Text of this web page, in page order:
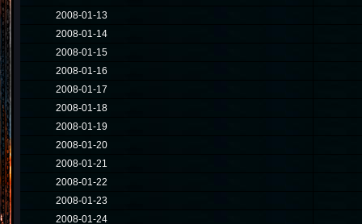
2008-01-13
2008-01-14
2008-01-15
2008-01-16
2008-01-17
2008-01-18
2008-01-19
2008-01-20
2008-01-21
2008-01-22
2008-01-23
2008-01-24